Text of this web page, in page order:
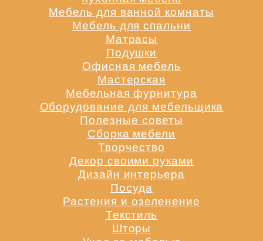
Мебель для ванной комнаты
Мебель для спальни
Матрасы
Подушки
Офисная мебель
Мастерская
Мебельная фурнитура
Оборудование для мебельщика
Полезные советы
Сборка мебели
Творчество
Декор своими руками
Дизайн интерьера
Посуда
Растения и озеленение
Текстиль
Шторы